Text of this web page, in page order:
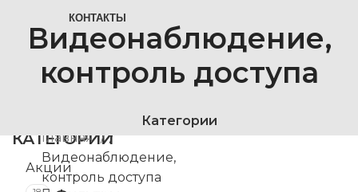
КОНТАКТЫ
Видеонаблюдение,
контроль доступа
Категории
КАТЕГОРИИ
Акции
Главная
/
Видеонаблюдение,
контроль доступа